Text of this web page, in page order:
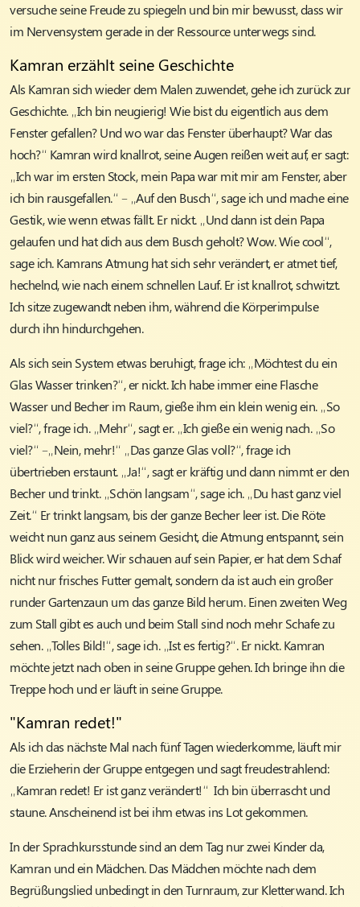
versuche seine Freude zu spiegeln und bin mir bewusst, dass wir
im Nervensystem gerade in der Ressource unterwegs sind.
Kamran erzählt seine Geschichte
Als Kamran sich wieder dem Malen zuwendet, gehe ich zurück zur
Geschichte. „Ich bin neugierig! Wie bist du eigentlich aus dem
Fenster gefallen? Und wo war das Fenster überhaupt? War das
hoch?“ Kamran wird knallrot, seine Augen reißen weit auf, er sagt:
„Ich war im ersten Stock, mein Papa war mit mir am Fenster, aber
ich bin rausgefallen.“ – „Auf den Busch“, sage ich und mache eine
Gestik, wie wenn etwas fällt. Er nickt. „Und dann ist dein Papa
gelaufen und hat dich aus dem Busch geholt? Wow. Wie cool“,
sage ich. Kamrans Atmung hat sich sehr verändert, er atmet tief,
hechelnd, wie nach einem schnellen Lauf. Er ist knallrot, schwitzt.
Ich sitze zugewandt neben ihm, während die Körperimpulse
durch ihn hindurchgehen.
Als sich sein System etwas beruhigt, frage ich: „Möchtest du ein
Glas Wasser trinken?“, er nickt. Ich habe immer eine Flasche
Wasser und Becher im Raum, gieße ihm ein klein wenig ein. „So
viel?“, frage ich. „Mehr“, sagt er. „Ich gieße ein wenig nach. „So
viel?“ –„Nein, mehr!“ „Das ganze Glas voll?“, frage ich
übertrieben erstaunt. „Ja!“, sagt er kräftig und dann nimmt er den
Becher und trinkt. „Schön langsam“, sage ich. „Du hast ganz viel
Zeit.“ Er trinkt langsam, bis der ganze Becher leer ist. Die Röte
weicht nun ganz aus seinem Gesicht, die Atmung entspannt, sein
Blick wird weicher. Wir schauen auf sein Papier, er hat dem Schaf
nicht nur frisches Futter gemalt, sondern da ist auch ein großer
runder Gartenzaun um das ganze Bild herum. Einen zweiten Weg
zum Stall gibt es auch und beim Stall sind noch mehr Schafe zu
sehen. „Tolles Bild!“, sage ich. „Ist es fertig?“. Er nickt. Kamran
möchte jetzt nach oben in seine Gruppe gehen. Ich bringe ihn die
Treppe hoch und er läuft in seine Gruppe.
"Kamran redet!"
Als ich das nächste Mal nach fünf Tagen wiederkomme, läuft mir
die Erzieherin der Gruppe entgegen und sagt freudestrahlend:
„Kamran redet! Er ist ganz verändert!“ Ich bin überrascht und
staune. Anscheinend ist bei ihm etwas ins Lot gekommen.
In der Sprachkursstunde sind an dem Tag nur zwei Kinder da,
Kamran und ein Mädchen. Das Mädchen möchte nach dem
Begrüßungslied unbedingt in den Turnraum, zur Kletterwand. Ich